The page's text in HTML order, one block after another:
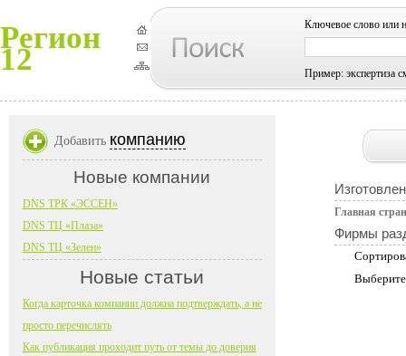
Регион
12
Ключевое слово или
Пример: экспертиза
Главная
Фирмы
Добавить компанию
Новые компании
DNS ТРК «ЭССЕН»
DNS ТЦ «Плаза»
DNS ТЦ «Зелен»
Новые статьи
Когда карточка компании должна подтверждать, а не
просто перечислять
Как публикация проходит путь от темы до доверия